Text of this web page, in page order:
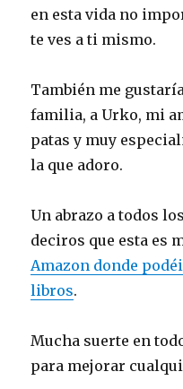
en esta vida no
te ves a ti mismo.
También me
familia, a Urko, mi
patas y muy
la que adoro.
Un abrazo a todos
deciros que esta es
Amazon donde
libros.
Mucha suerte en
para mejorar